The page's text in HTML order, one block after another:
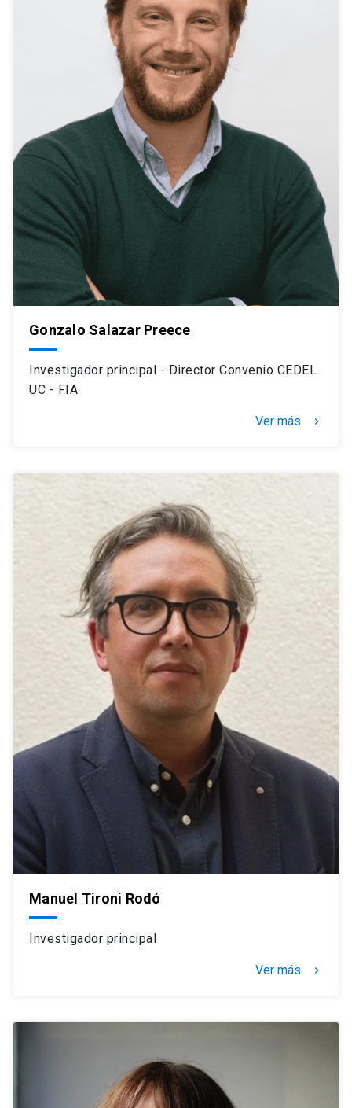
Gonzalo Salazar Preece
Investigador principal - Director Convenio CEDEL
UC - FIA
Ver más navigate_next
Manuel Tironi Rodó
Investigador principal
Ver más navigate_next